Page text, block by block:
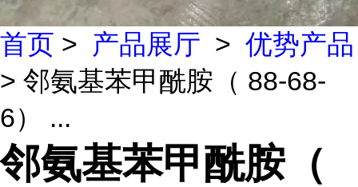
首页 > 产品展厅 > 优势产品
> 邻氨基苯甲酰胺（ 88-68-
6） ...
邻氨基苯甲酰胺（